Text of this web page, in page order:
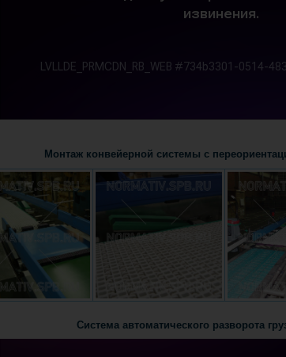
Монтаж конвейерной системы с
Система автоматического разворота